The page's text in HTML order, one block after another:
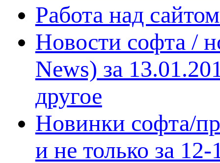
Работа над
Новости софта /
News) за
другое
Новинки софта/
и не только за